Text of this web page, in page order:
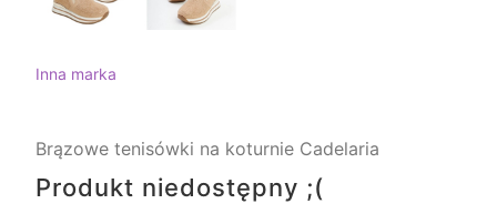
Inna marka
Brązowe tenisówki na koturnie Cadelaria
Produkt niedostępny ;(